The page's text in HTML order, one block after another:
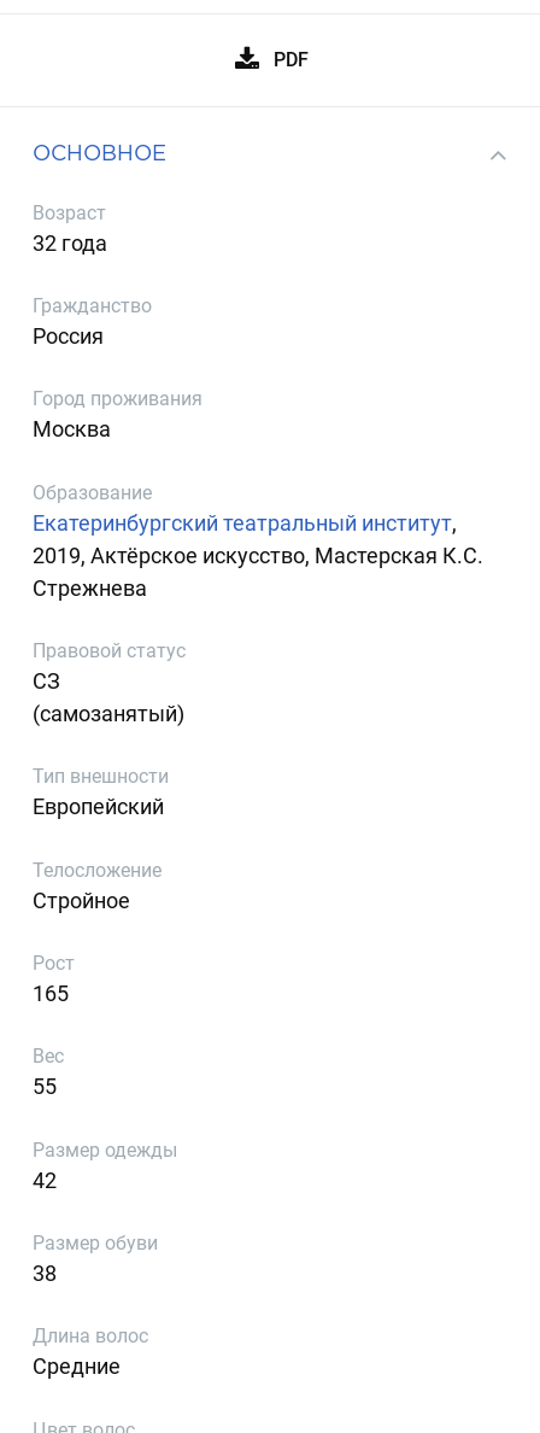
PDF
ОСНОВНОЕ
Возраст
32 года
Гражданство
Россия
Город проживания
Москва
Образование
Екатеринбургский театральный институт,
2019, Актёрское искусство, Мастерская К.С.
Стрежнева
Правовой статус
СЗ
(самозанятый)
Тип внешности
Европейский
Телосложение
Стройное
Рост
165
Вес
55
Размер одежды
42
Размер обуви
38
Длина волос
Средние